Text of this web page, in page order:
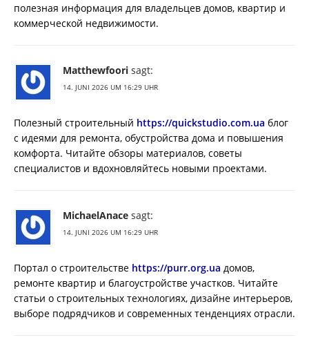
полезная информация для владельцев домов, квартир и
коммерческой недвижимости.
Matthewfoori sagt:
14. JUNI 2026 UM 16:29 UHR
Полезный строительный https://quickstudio.com.ua блог
с идеями для ремонта, обустройства дома и повышения
комфорта. Читайте обзоры материалов, советы
специалистов и вдохновляйтесь новыми проектами.
MichaelAnace sagt:
14. JUNI 2026 UM 16:29 UHR
Портал о строительстве https://purr.org.ua домов,
ремонте квартир и благоустройстве участков. Читайте
статьи о строительных технологиях, дизайне интерьеров,
выборе подрядчиков и современных тенденциях отрасли.